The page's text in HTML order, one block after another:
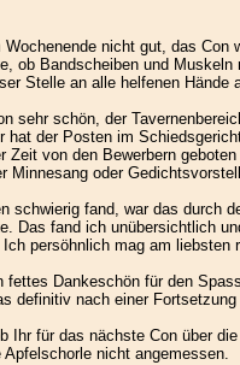
Wochenende nicht gut, das
ob Bandscheiben und
Stelle an alle helfenen
sehr schön, der
hat der Posten im
Zeit von den Bewerbern
Minnesang oder
schwierig fand, war das durch
Das fand ich unübersichtlich
persöhnlich mag am liebsten
fettes Dankeschön für den
definitiv nach einer
Ihr für das nächste Con über
nicht angemessen.